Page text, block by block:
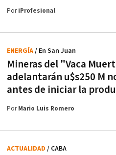
PoriProfesional
Mineras del "Vaca
adelantarán u$s250 M
antes de iniciar la
ENERGÍA/ En San Juan
PorMario Luis Romero
ACTUALIDAD / CABA